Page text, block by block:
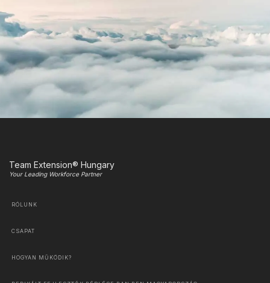
Team Extension® Hungary
Your Leading Workforce Partner
RÓLUNK
CSAPAT
HOGYAN MŰKÖDIK?